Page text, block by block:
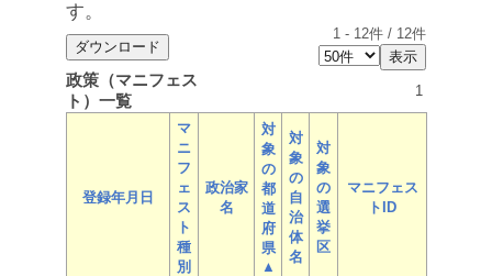
す。
1 - 12件 / 12件
政策（マニフェス
ト）一覧
1
登録年月日
マ
ニ
フ
ェ
ス
ト
種
別
政治家
名
対
象
の
都
道
府
県
▲
対
象
の
自
治
体
名
対
象
の
選
挙
区
マニフェス
トID